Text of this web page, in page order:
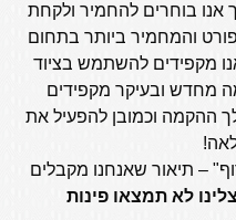
אנו בוחרים להחמיר ולקחת
והמחמיר ביותר בתחום
מקפידים להשתמש בציוד
מחדש ובעיקר מקפידים
ההקמה וכמובן להפעיל את
– תיאור שאנחנו מקבלים
לא תמצאו פינות